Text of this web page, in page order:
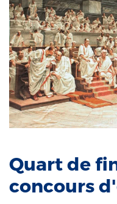
Quart de
concours